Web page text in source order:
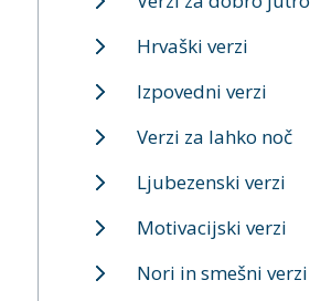
Hrvaški verzi
Izpovedni verzi
Verzi za lahko noč
Ljubezenski verzi
Motivacijski verzi
Nori in smešni verzi